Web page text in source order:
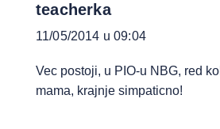
teacherka
11/05/2014 u 09:04
Vec postoji, u PIO-u NBG, red
mama, krajnje simpaticno!